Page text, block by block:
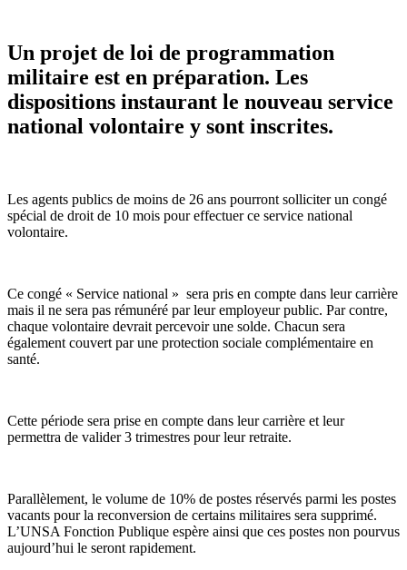
Un projet de loi de programmation
militaire est en préparation. Les
dispositions instaurant le nouveau service
national volontaire y sont inscrites.
Les agents publics de moins de 26 ans pourront solliciter un congé
spécial de droit de 10 mois pour effectuer ce service national
volontaire.
Ce congé « Service national » sera pris en compte dans leur carrière
mais il ne sera pas rémunéré par leur employeur public. Par contre,
chaque volontaire devrait percevoir une solde. Chacun sera
également couvert par une protection sociale complémentaire en
santé.
Cette période sera prise en compte dans leur carrière et leur
permettra de valider 3 trimestres pour leur retraite.
Parallèlement, le volume de 10% de postes réservés parmi les postes
vacants pour la reconversion de certains militaires sera supprimé.
L’UNSA Fonction Publique espère ainsi que ces postes non pourvus
aujourd’hui le seront rapidement.